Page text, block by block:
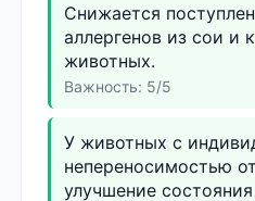
Снижается
аллергенов из сои и
животных.
Важность: 5/5
У животных с
непереносимостью
улучшение